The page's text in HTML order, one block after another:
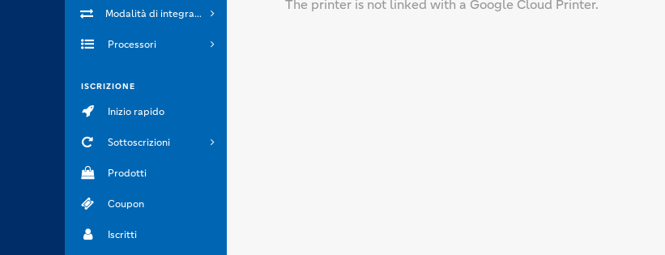
Modalità di integrazione
Processori
ISCRIZIONE
Inizio rapido
Sottoscrizioni
Prodotti
Coupon
Iscritti
The printer is not linked with a Google Cloud Printer.